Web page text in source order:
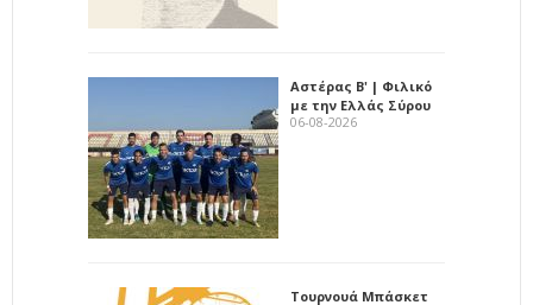
Αστέρας Β' | Φιλικό
με την Ελλάς Σύρου
06-08-2026
Τουρνουά Μπάσκετ